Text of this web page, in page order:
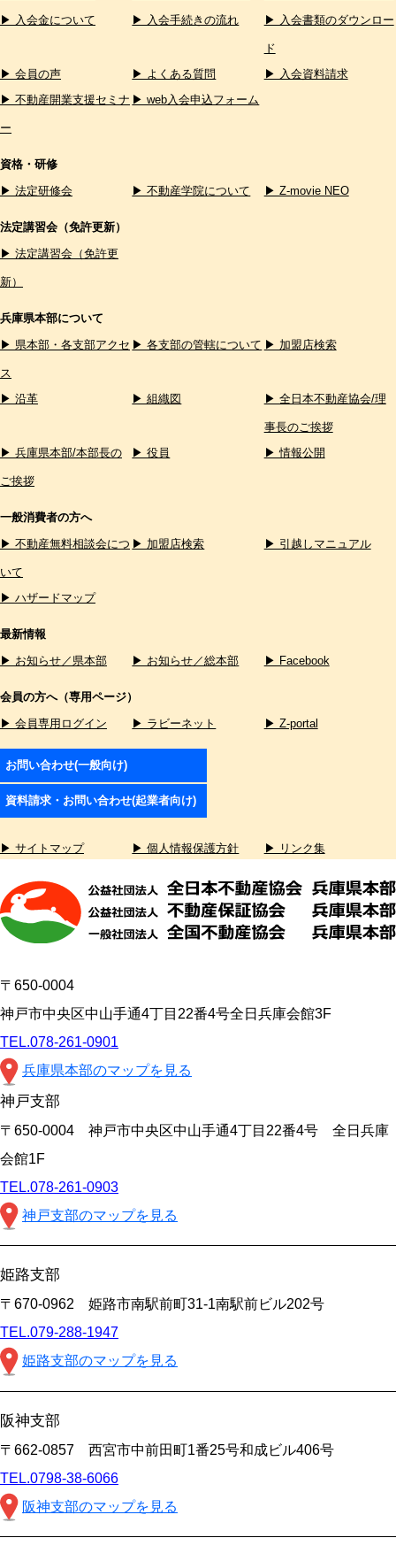
▶ 入会金について
▶ 入会手続きの流れ ▶ 入会書類のダウンロー
ド
▶ 会員の声
▶ よくある質問
▶ 入会資料請求
▶ 不動産開業支援セミナ
ー
▶ web入会申込フォーム
資格・研修
▶ 法定研修会
▶ 不動産学院について ▶ Z-movie NEO
法定講習会（免許更新）
▶ 法定講習会（免許更
新）
兵庫県本部について
▶ 県本部・各支部アクセ
ス
▶ 各支部の管轄について ▶ 加盟店検索
▶ 沿革 ▶ 組織図 ▶ 全日本不動産協会/理
事長のご挨拶
▶ 兵庫県本部/本部長の
ご挨拶
▶ 役員 ▶ 情報公開
一般消費者の方へ
▶ 不動産無料相談会につ
いて
▶ 加盟店検索 ▶ 引越しマニュアル
▶ ハザードマップ
最新情報
▶ お知らせ／県本部
▶ お知らせ／総本部 ▶ Facebook
会員の方へ（専用ページ）
▶ 会員専用ログイン
▶ ラビーネット ▶ Z-portal
お問い合わせ(一般向け)
資料請求・お問い合わせ(起業者向け)
▶ サイトマップ ▶ 個人情報保護方針 ▶ リンク集
〒650-0004
神戸市中央区中山手通4丁目22番4号全日兵庫会館3F
TEL.078-261-0901
兵庫県本部のマップを見る
神戸支部
〒650-0004 神戸市中央区中山手通4丁目22番4号 全日兵庫
会館1F
TEL.078-261-0903
神戸支部のマップを見る
姫路支部
〒670-0962 姫路市南駅前町31-1南駅前ビル202号
TEL.079-288-1947
姫路支部のマップを見る
阪神支部
〒662-0857 西宮市中前田町1番25号和成ビル406号
TEL.0798-38-6066
阪神支部のマップを見る